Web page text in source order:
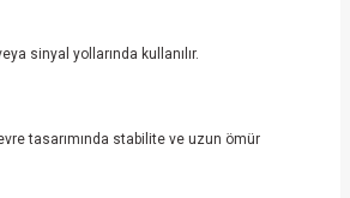
sinyal yollarında kullanılır.
tasarımında stabilite ve uzun ömür